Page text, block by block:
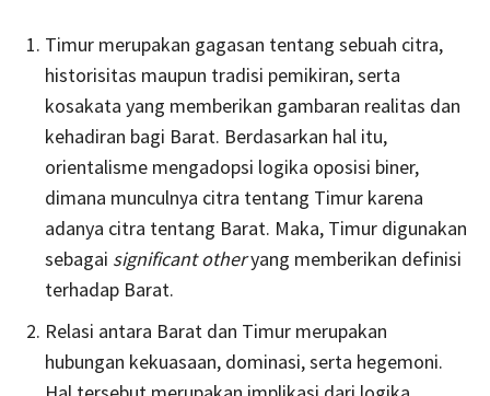
Timur merupakan gagasan tentang sebuah citra,
historisitas maupun tradisi pemikiran, serta
kosakata yang memberikan gambaran realitas dan
kehadiran bagi Barat. Berdasarkan hal itu,
orientalisme mengadopsi logika oposisi biner,
dimana munculnya citra tentang Timur karena
adanya citra tentang Barat. Maka, Timur digunakan
sebagai significant otheryang memberikan definisi
terhadap Barat.
Relasi antara Barat dan Timur merupakan
hubungan kekuasaan, dominasi, serta hegemoni.